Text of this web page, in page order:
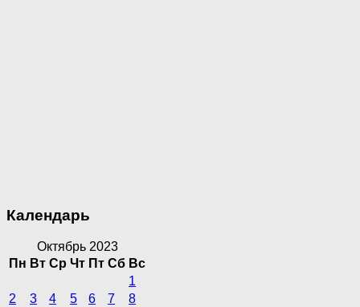
Календарь
Октябрь 2023
Пн Вт Ср Чт Пт Сб Вс
1
2
3 4 5 6 7
8